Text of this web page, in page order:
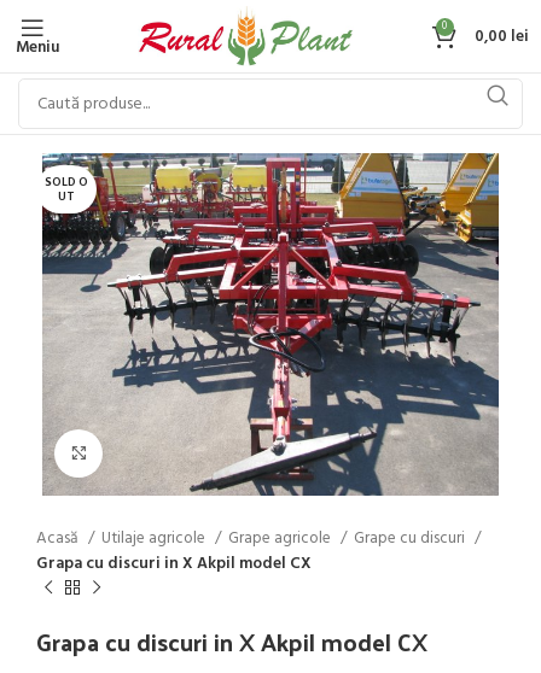
Meniu
0 0,00 lei
SOLD O
UT
Click to enlarge
Acasă Utilaje agricole Grape agricole
Grape cu discuri
Grapa cu discuri in X Akpil model CX
Grapa cu discuri in X Akpil model CX